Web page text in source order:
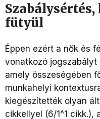
fütyül
Éppen ezért a nők és
vonatkozó
amely összeségében
munkahelyi
kiegészítették olyan
cikkellyel (6/1^1 cikk.),